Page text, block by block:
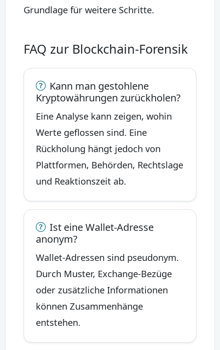
Grundlage für weitere Schritte.
FAQ zur Blockchain-Forensik
Kann man gestohlene
Kryptowährungen zurückholen?
Eine Analyse kann zeigen, wohin
Werte geflossen sind. Eine
Rückholung hängt jedoch von
Plattformen, Behörden, Rechtslage
und Reaktionszeit ab.
Ist eine Wallet-Adresse
anonym?
Wallet-Adressen sind pseudonym.
Durch Muster, Exchange-Bezüge
oder zusätzliche Informationen
können Zusammenhänge
entstehen.